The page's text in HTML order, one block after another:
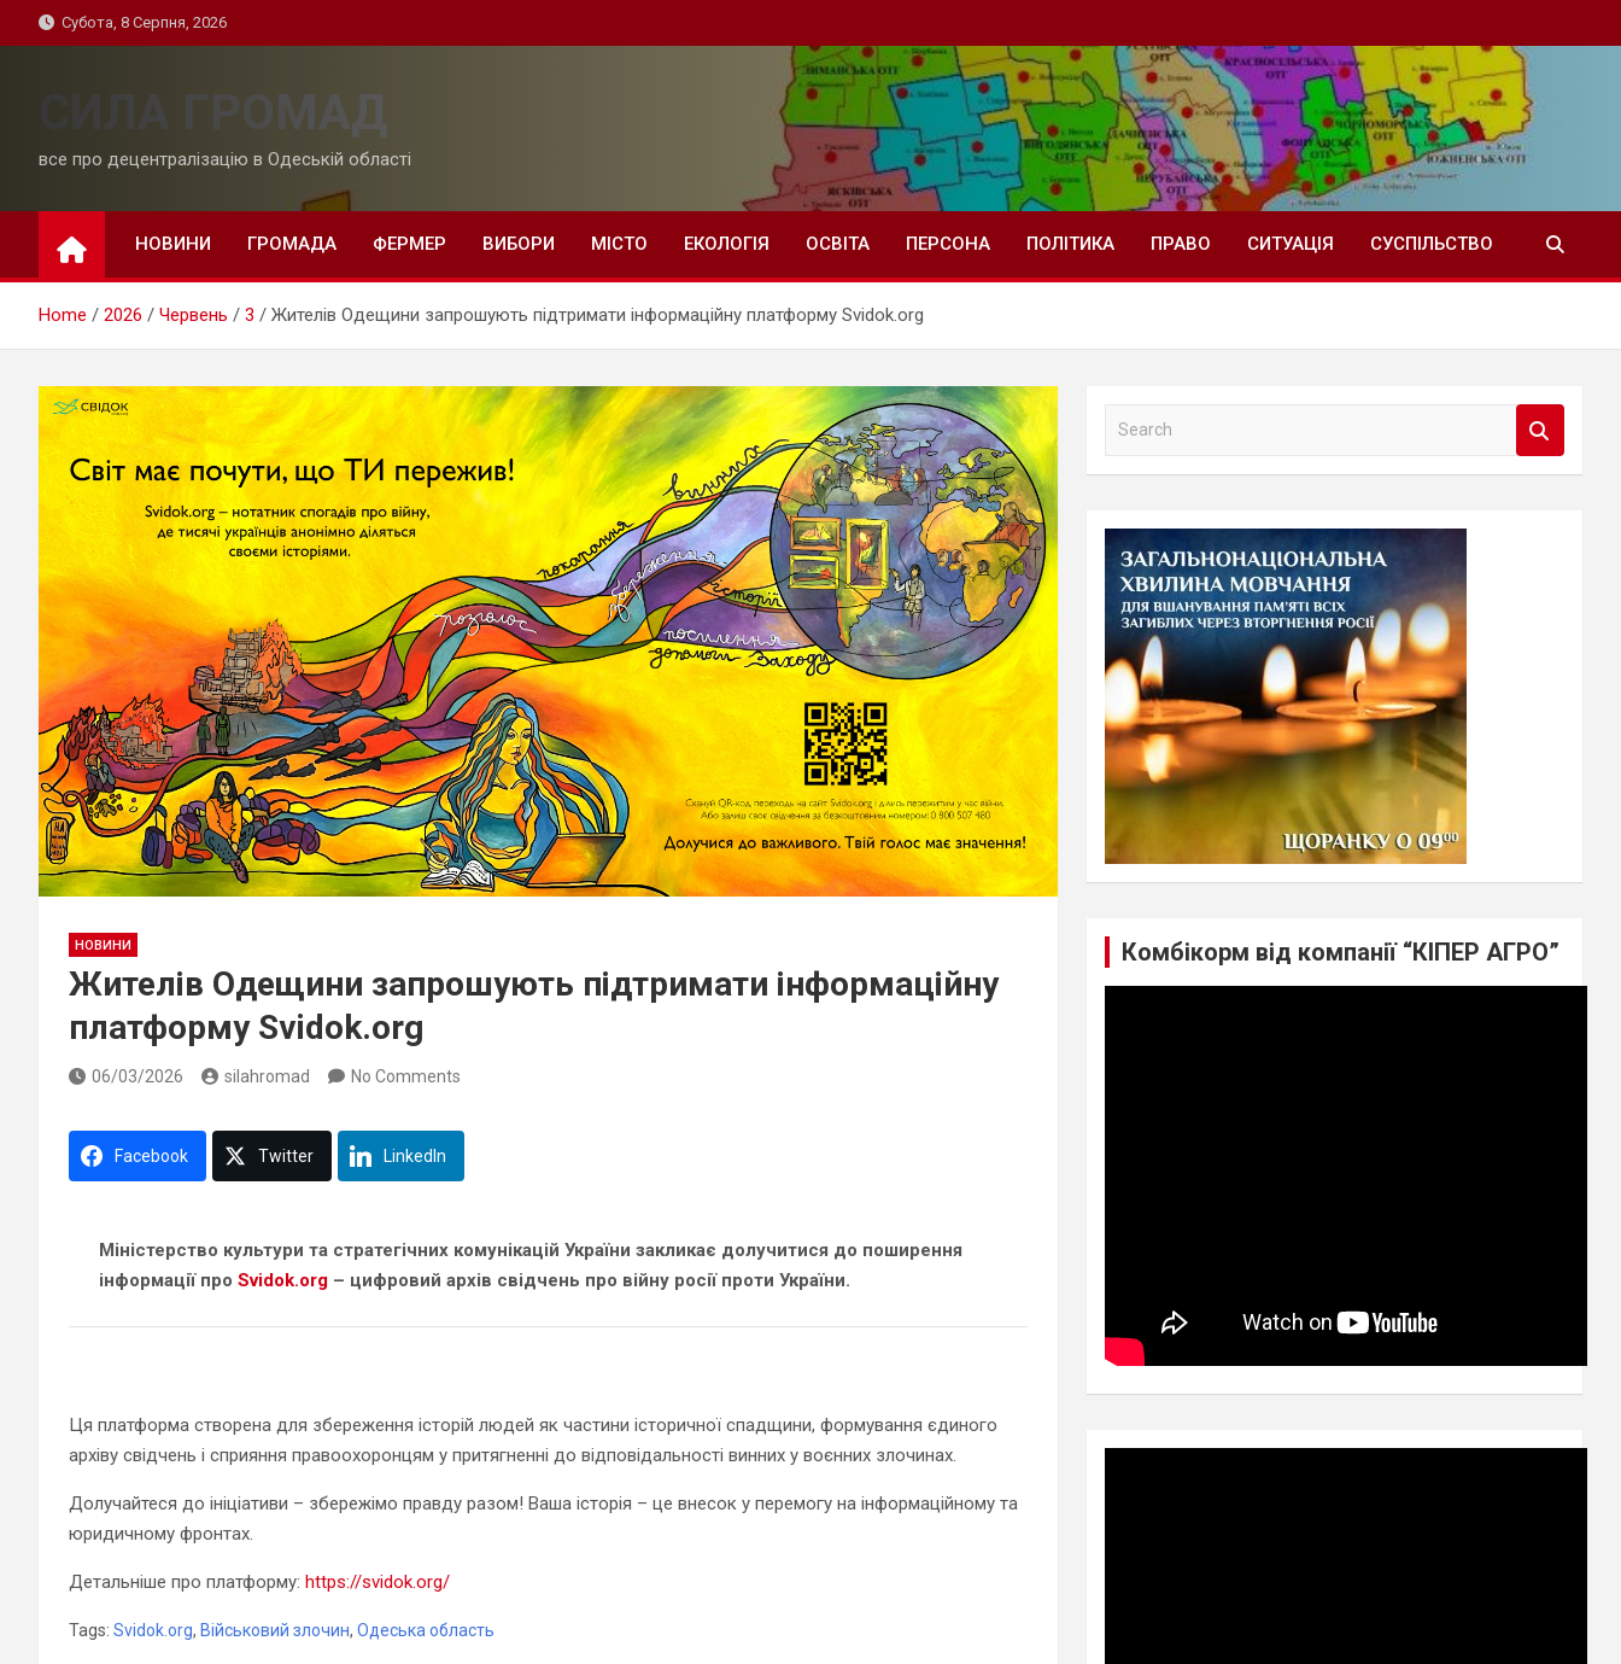
to
Субота, 8 Серпня, 2026
СИЛА ГРОМАД
все про децентралізацію в Одеській області
НОВИНИ ГРОМАДА ФЕРМЕР ВИБОРИ МІСТО ЕКОЛОГІЯ ОСВІТА ПЕРСОНА ПОЛІТИКА ПРАВО СИТУАЦІЯ СУСПІЛЬСТВО
Home 2026 Червень 3 Жителів Одещини запрошують підтримати інформаційну платформу Svidok.org
НОВИНИ
Жителів Одещини запрошують підтримати інформаційну
платформу Svidok.org
06/03/2026 silahromad No Comments
Facebook Twitter LinkedIn
Міністерство культури та стратегічних комунікацій України закликає долучитися до поширення
інформації про Svidok.org – цифровий архів свідчень про війну росії проти України.
Ця платформа створена для збереження історій людей як частини історичної спадщини, формування єдиного
архіву свідчень і сприяння правоохоронцям у притягненні до відповідальності винних у воєнних злочинах.
Долучайтеся до ініціативи – збережімо правду разом! Ваша історія – це внесок у перемогу на інформаційному та
юридичному фронтах.
Детальніше про платформу: https://svidok.org/
Tags: Svidok.org, Військовий злочин, Одеська область
a
Комбікорм від компанії “КІПЕР АГРО”